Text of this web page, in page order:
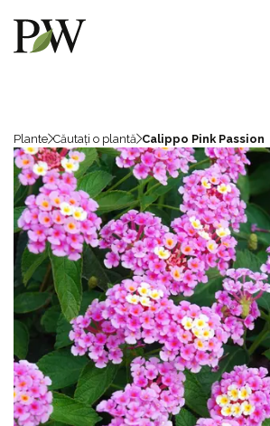
Plante Căutați o plantă Calippo Pink Passion